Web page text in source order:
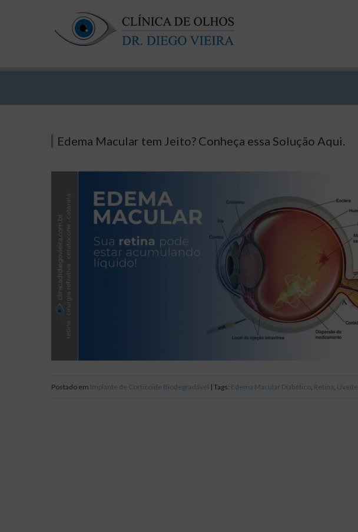
Edema Macular tem Jeito? Conheça essa Solução Aqui.
Postado em Implante de Corticoide Biodegradável | Tags: Edema Macular Diabético, Retina, Uveíte